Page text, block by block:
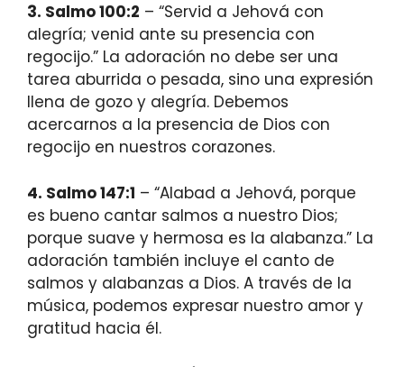
3. Salmo 100:2 – “Servid a Jehová con
alegría; venid ante su presencia con
regocijo.” La adoración no debe ser una
tarea aburrida o pesada, sino una expresión
llena de gozo y alegría. Debemos
acercarnos a la presencia de Dios con
regocijo en nuestros corazones.
4. Salmo 147:1 – “Alabad a Jehová, porque
es bueno cantar salmos a nuestro Dios;
porque suave y hermosa es la alabanza.” La
adoración también incluye el canto de
salmos y alabanzas a Dios. A través de la
música, podemos expresar nuestro amor y
gratitud hacia él.